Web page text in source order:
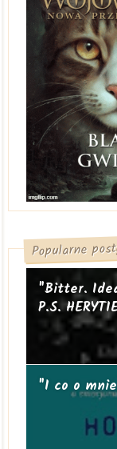
Popularne
"Bitter.
P.S.
"I co o